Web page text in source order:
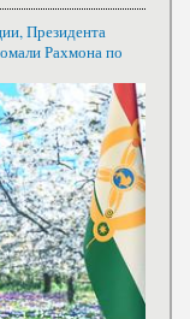
Президента
Рахмона по